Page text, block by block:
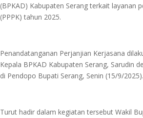
(BPKAD) Kabupaten Serang terkait layanan
(PPPK) tahun 2025.
Penandatanganan Perjanjian Kerjasana
Kepala BPKAD Kabupaten Serang, Sarudin
di Pendopo Bupati Serang, Senin (15/9/2025).
Turut hadir dalam kegiatan tersebut Wakil